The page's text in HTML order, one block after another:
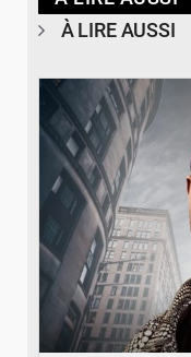
À LIRE AUSSI